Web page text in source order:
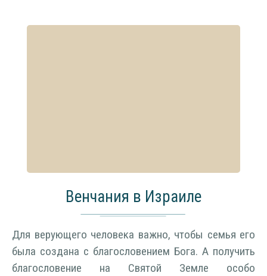
Венчания в Израиле
Для верующего человека важно, чтобы семья его
была создана с благословением Бога. А получить
благословение на Святой Земле особо